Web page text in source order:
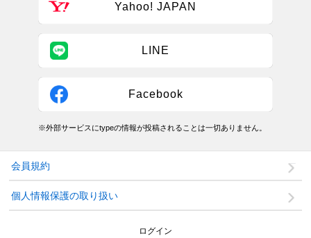
Yahoo! JAPAN
LINE
Facebook
※外部サービスにtypeの情報が投稿されることは一切ありません。
会員規約
個人情報保護の取り扱い
ログイン